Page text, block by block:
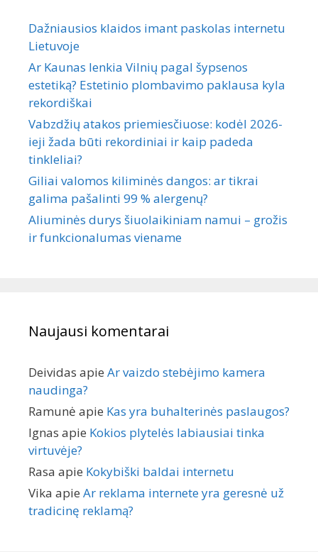
Dažniausios klaidos imant paskolas internetu
Lietuvoje
Ar Kaunas lenkia Vilnių pagal šypsenos
estetiką? Estetinio plombavimo paklausa kyla
rekordiškai
Vabzdžių atakos priemiesčiuose: kodėl 2026-
ieji žada būti rekordiniai ir kaip padeda
tinkleliai?
Giliai valomos kiliminės dangos: ar tikrai
galima pašalinti 99 % alergenų?
Aliuminės durys šiuolaikiniam namui – grožis
ir funkcionalumas viename
Naujausi komentarai
Deividas apie Ar vaizdo stebėjimo kamera
naudinga?
Ramunė apie Kas yra buhalterinės paslaugos?
Ignas apie Kokios plytelės labiausiai tinka
virtuvėje?
Rasa apie Kokybiški baldai internetu
Vika apie Ar reklama internete yra geresnė už
tradicinę reklamą?